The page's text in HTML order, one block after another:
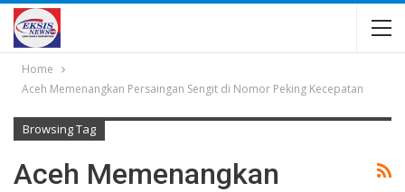
Home
Aceh Memenangkan Persaingan Sengit di Nomor Peking Kecepatan
Browsing Tag
Aceh Memenangkan